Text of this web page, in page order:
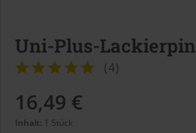
Uni-Plus-
(4)
16,49 €
Inhalt: 1 Stück